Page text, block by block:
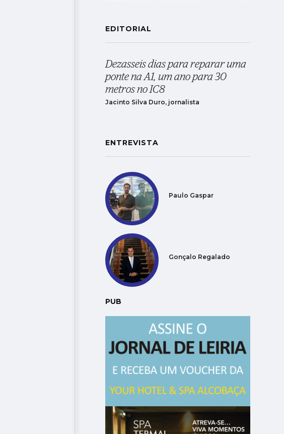
EDITORIAL
Dezasseis dias para reparar uma
ponte na A1, um ano para 30
metros no IC8
Jacinto Silva Duro, jornalista
ENTREVISTA
Paulo Gaspar
Gonçalo Regalado
PUB